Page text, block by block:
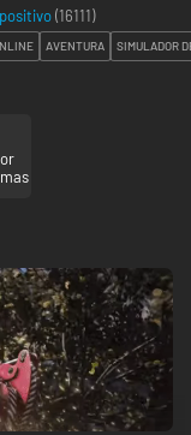
(16111)
AVENTURA SIMULADOR